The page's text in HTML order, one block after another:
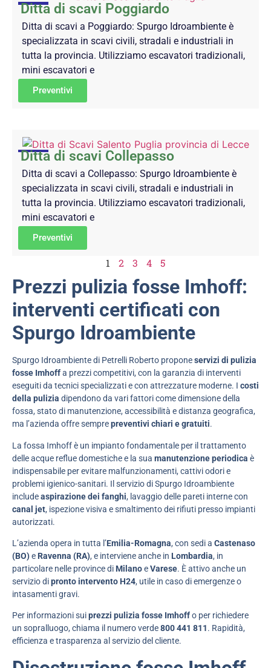
Ditta di scavi Poggiardo
Ditta di scavi a Poggiardo: Spurgo Idroambiente è
specializzata in scavi civili, stradali e industriali in
tutta la provincia. Utilizziamo escavatori tradizionali,
mini escavatori e
Preventivi
Ditta di scavi Collepasso
Ditta di scavi a Collepasso: Spurgo Idroambiente è
specializzata in scavi civili, stradali e industriali in
tutta la provincia. Utilizziamo escavatori tradizionali,
mini escavatori e
Preventivi
1 2 3 4 5
Prezzi pulizia fosse Imhoff:
interventi certificati con
Spurgo Idroambiente
Spurgo Idroambiente di Petrelli Roberto proponeservizi di pulizia
fosse Imhoffa prezzi competitivi, con la garanzia di interventi
eseguiti da tecnici specializzati e con attrezzature moderne. I costi
della pulizia dipendono da vari fattori come dimensione della
fossa, stato di manutenzione, accessibilità e distanza geografica,
ma l’azienda offre semprepreventivi chiari e gratuiti.
La fossa Imhoff è un impianto fondamentale per il trattamento
delle acque reflue domestiche e la sua manutenzione periodica è
indispensabile per evitare malfunzionamenti, cattivi odori e
problemi igienico-sanitari. Il servizio di Spurgo Idroambiente
includeaspirazione dei fanghi, lavaggio delle pareti interne con
canal jet, ispezione visiva e smaltimento dei rifiuti presso impianti
autorizzati.
L’azienda opera in tutta l’Emilia-Romagna, con sedi a Castenaso
(BO)e Ravenna (RA), e interviene anche in Lombardia, in
particolare nelle province di MilanoeVarese. È attivo anche un
servizio dipronto intervento H24, utile in caso di emergenze o
intasamenti gravi.
Per informazioni suiprezzi pulizia fosse Imhoffo per richiedere
un sopralluogo, chiama il numero verde800 441 811. Rapidità,
efficienza e trasparenza al servizio del cliente.